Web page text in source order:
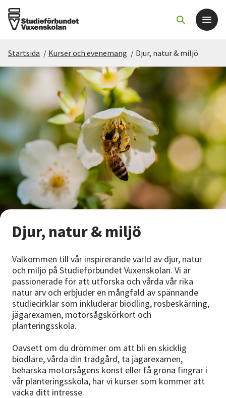
Det här gör vi
För dig som
Sök kurser och evenemang
Om SV
Starta studiecirkel
Cirkelledare
Nyheter
Avdelningar
Lyssna
Startsida / Kurser och evenemang / Djur, natur & miljö
Djur, natur & miljö
Välkommen till vår inspirerande värld av djur, natur
och miljö på Studieförbundet Vuxenskolan. Vi är
passionerade för att utforska och vårda vår rika
natur arv och erbjuder en mångfald av spännande
studiecirklar som inkluderar biodling, rosbeskärning,
jägarexamen, motorsågskörkort och
planteringsskola.
Oavsett om du drömmer om att bli en skicklig
biodlare, vårda din trädgård, ta jägarexamen,
behärska motorsågens konst eller få gröna fingrar i
vår planteringsskola, har vi kurser som kommer att
väcka ditt intresse.